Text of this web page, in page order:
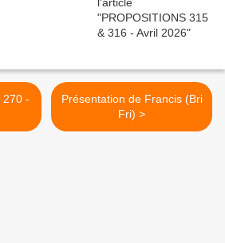
Présentation de Francis (Bri
Fri) >